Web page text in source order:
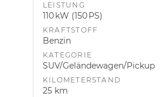
LEISTUNG
110 kW (150 PS)
KRAFTSTOFF
Benzin
KATEGORIE
SUV/Geländewagen/Pickup
KILOMETERSTAND
25 km